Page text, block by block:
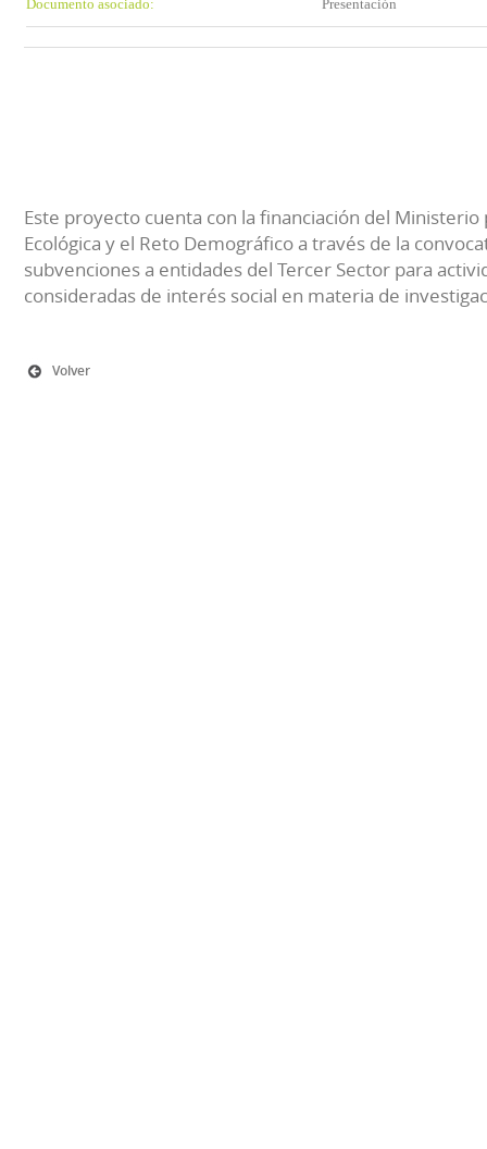
Documento asociado: Presentación
Este proyecto cuenta con la financiación del Ministerio
Ecológica y el Reto Demográfico a través de la
subvenciones a entidades del Tercer Sector para
consideradas de interés social en materia de
Volver